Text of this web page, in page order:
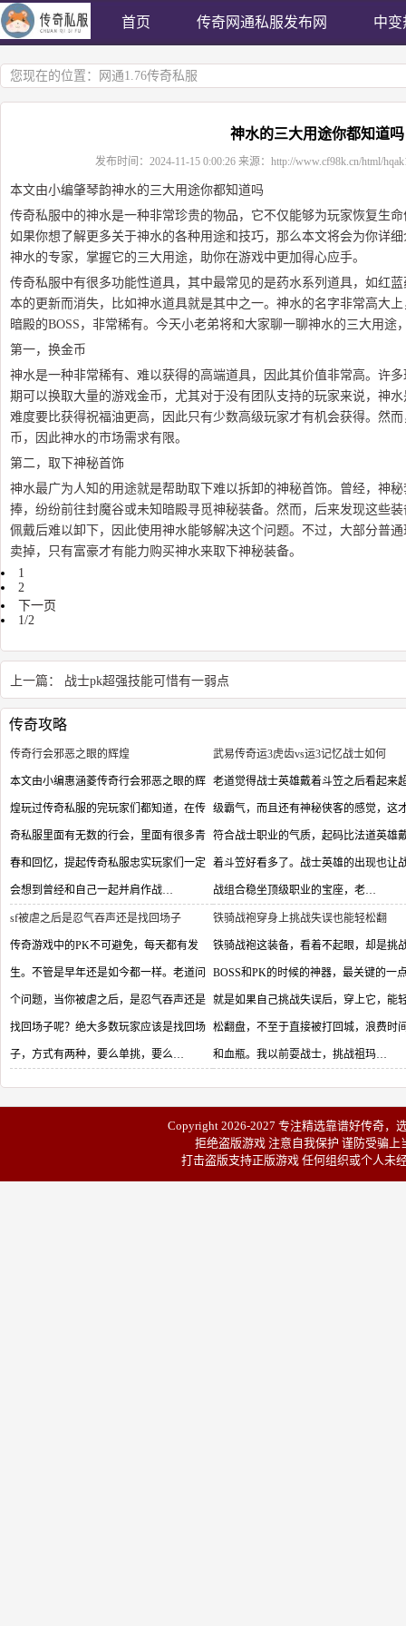
首页 传奇网通私服发布网 中变
您现在的位置： 网通1.76传奇私服
神水的三大用途你都知道吗
发布时间： 2024-11-15 0:00:26来源： http://www.cf98k.cn/html/
本文由小编肇琴韵神水的三大用途你都知道吗
传奇私服中的神水是一种非常珍贵的物品，它不仅能够为玩家恢复生
如果你想了解更多关于神水的各种用途和技巧，那么本文将会为你详
神水的专家，掌握它的三大用途，助你在游戏中更加得心应手。
传奇私服中有很多功能性道具，其中最常见的是药水系列道具，如红
本的更新而消失，比如神水道具就是其中之一。神水的名字非常高大
暗殿的BOSS，非常稀有。今天小老弟将和大家聊一聊神水的三大用途
第一，换金币
神水是一种非常稀有、难以获得的高端道具，因此其价值非常高。许
期可以换取大量的游戏金币，尤其对于没有团队支持的玩家来说，神
难度要比获得祝福油更高，因此只有少数高级玩家才有机会获得。然
币，因此神水的市场需求有限。
第二，取下神秘首饰
神水最广为人知的用途就是帮助取下难以拆卸的神秘首饰。曾经，神
捧，纷纷前往封魔谷或未知暗殿寻觅神秘装备。然而，后来发现这些
佩戴后难以卸下，因此使用神水能够解决这个问题。不过，大部分普
卖掉，只有富豪才有能力购买神水来取下神秘装备。
1
2
下一页
1/2
上一篇： 战士pk超强技能可惜有一弱点
传奇攻略
传奇行会邪恶之眼的辉煌
本文由小编惠涵菱传奇行会邪恶之眼的辉
煌玩过传奇私服的完玩家们都知道，在传
奇私服里面有无数的行会，里面有很多青
春和回忆，提起传奇私服忠实玩家们一定
会想到曾经和自己一起并肩作战…
武易传奇运3虎齿vs运3记忆战士如何
老道觉得战士英雄戴着斗笠之后看起来
级霸气，而且还有神秘侠客的感觉，这
符合战士职业的气质，起码比法道英雄
着斗笠好看多了。战士英雄的出现也让
战组合稳坐顶级职业的宝座，老…
sf被虐之后是忍气吞声还是找回场子
传奇游戏中的PK不可避免，每天都有发
生。不管是早年还是如今都一样。老道问
个问题，当你被虐之后，是忍气吞声还是
找回场子呢？绝大多数玩家应该是找回场
子，方式有两种，要么单挑，要么…
铁骑战袍穿身上挑战失误也能轻松翻
铁骑战袍这装备，看着不起眼，却是挑
BOSS和PK的时候的神器，最关键的一
就是如果自己挑战失误后，穿上它，能
松翻盘，不至于直接被打回城，浪费时
和血瓶。我以前耍战士，挑战祖玛…
Copyright 2026-2027 专注精选靠谱好传奇，
拒绝盗版游戏 注意自我保护 谨防受骗
打击盗版支持正版游戏 任何组织或个人未